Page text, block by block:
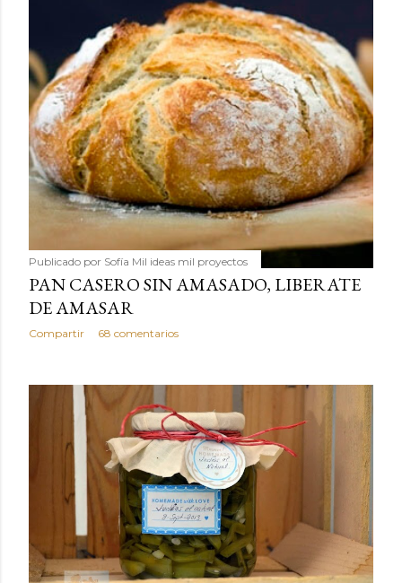
Publicado por Sofía Mil ideas mil proyectos
PAN CASERO SIN AMASADO, LIBERATE
DE AMASAR
Compartir 68 comentarios